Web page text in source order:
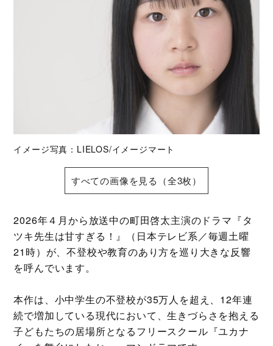
イメージ写真：LIELOS/イメージマート
すべての画像を見る（全3枚）
2026年４月から放送中の町田啓太主演のドラマ『タ
ツキ先生は甘すぎる！』（日本テレビ系／毎週土曜
21時）が、不登校や教育のあり方を巡り大きな反響
を呼んでいます。
本作は、小中学生の不登校が35万人を超え、12年連
続で増加している現代において、生きづらさを抱える
子どもたちの居場所となるフリースクール『ユカナ